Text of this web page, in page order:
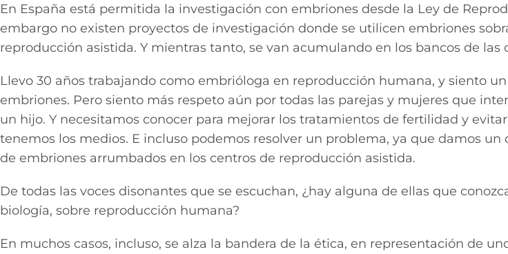
En España está permitida la investigación con embriones desde la Ley de
embargo no existen proyectos de investigación donde se utilicen embriones
reproducción asistida. Y mientras tanto, se van acumulando en los bancos de las
Llevo 30 años trabajando como embrióloga en reproducción humana, y siento
embriones. Pero siento más respeto aún por todas las parejas y mujeres que
un hijo. Y necesitamos conocer para mejorar los tratamientos de fertilidad y
tenemos los medios. E incluso podemos resolver un problema, ya que damos
de embriones arrumbados en los centros de reproducción asistida.
De todas las voces disonantes que se escuchan, ¿hay alguna de ellas que
biología, sobre reproducción humana?
En muchos casos, incluso, se alza la bandera de la ética, en representación de